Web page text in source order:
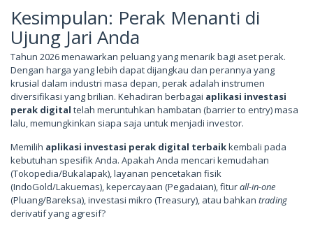
Kesimpulan: Perak Menanti di
Ujung Jari Anda
Tahun 2026 menawarkan peluang yang menarik bagi aset perak.
Dengan harga yang lebih dapat dijangkau dan perannya yang
krusial dalam industri masa depan, perak adalah instrumen
diversifikasi yang brilian. Kehadiran berbagai aplikasi investasi
perak digital telah meruntuhkan hambatan (barrier to entry) masa
lalu, memungkinkan siapa saja untuk menjadi investor.
Memilih aplikasi investasi perak digital terbaikkembali pada
kebutuhan spesifik Anda. Apakah Anda mencari kemudahan
(Tokopedia/Bukalapak), layanan pencetakan fisik
(IndoGold/Lakuemas), kepercayaan (Pegadaian), fiturall-in-one
(Pluang/Bareksa), investasi mikro (Treasury), atau bahkan trading
derivatif yang agresif?